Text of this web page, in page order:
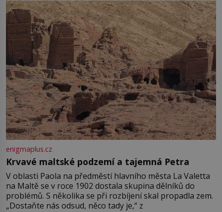
enigmaplus.cz
Krvavé maltské podzemí a tajemná Petra
V oblasti Paola na předměstí hlavního města La Valetta
na Maltě se v roce 1902 dostala skupina dělníků do
problémů. S několika se při rozbíjení skal propadla zem.
„Dostaňte nás odsud, něco tady je,“ z